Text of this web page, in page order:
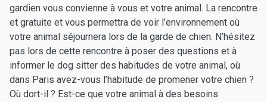
gardien vous convienne à vous et votre animal. La rencontre
et gratuite et vous permettra de voir l’environnement où
votre animal séjournera lors de la garde de chien. N’hésitez
pas lors de cette rencontre à poser des questions et à
informer le dog sitter des habitudes de votre animal, où
dans Paris avez-vous l’habitude de promener votre chien ?
Où dort-il ? Est-ce que votre animal à des besoins